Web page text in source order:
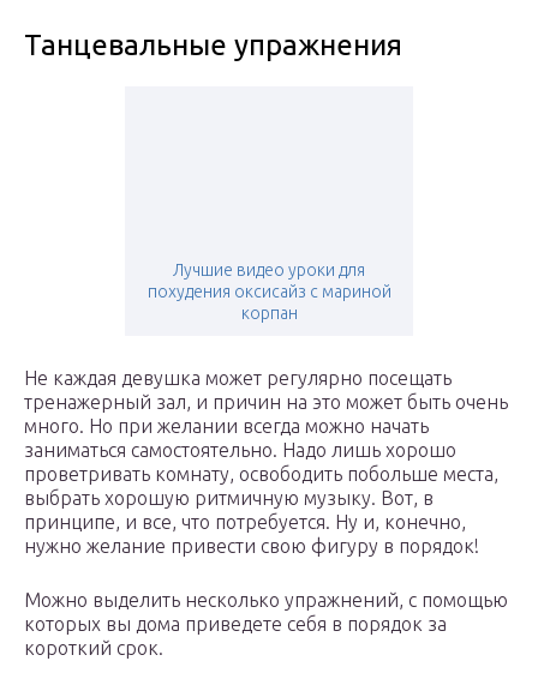
Танцевальные упражнения
Лучшие видео уроки для
похудения оксисайз с мариной
корпан
Не каждая девушка может регулярно посещать
тренажерный зал, и причин на это может быть очень
много. Но при желании всегда можно начать
заниматься самостоятельно. Надо лишь хорошо
проветривать комнату, освободить побольше места,
выбрать хорошую ритмичную музыку. Вот, в
принципе, и все, что потребуется. Ну и, конечно,
нужно желание привести свою фигуру в порядок!
Можно выделить несколько упражнений, с помощью
которых вы дома приведете себя в порядок за
короткий срок.